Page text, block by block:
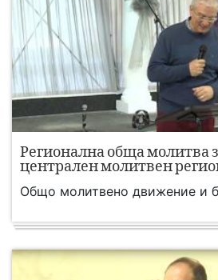
Регионална обща молитва
централен молитвен
Общо молитвено движение и